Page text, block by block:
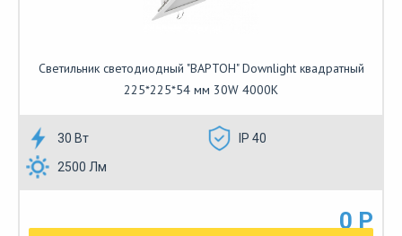
Cветильник cветодиодный "ВАРТОН" Downlight квадратный
225*225*54 мм 30W 4000K
30 Вт
IP 40
2500 Лм
0 Р